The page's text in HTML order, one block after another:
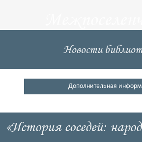
центральная
библиотека
Кущевский
Новости
Дополнительная
«История соседей: